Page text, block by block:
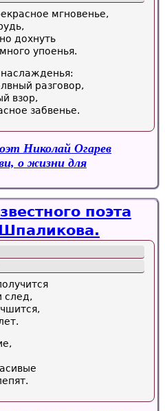
мгновенье,
дохнуть
упоенья.
разговор,
взор,
забвенье.
Николай Огарев
о жизни для
поэта
след,